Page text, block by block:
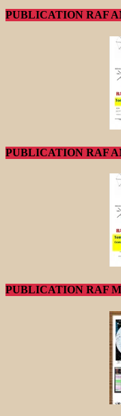
PUBLICATION RAF
PUBLICATION RAF
PUBLICATION RAF